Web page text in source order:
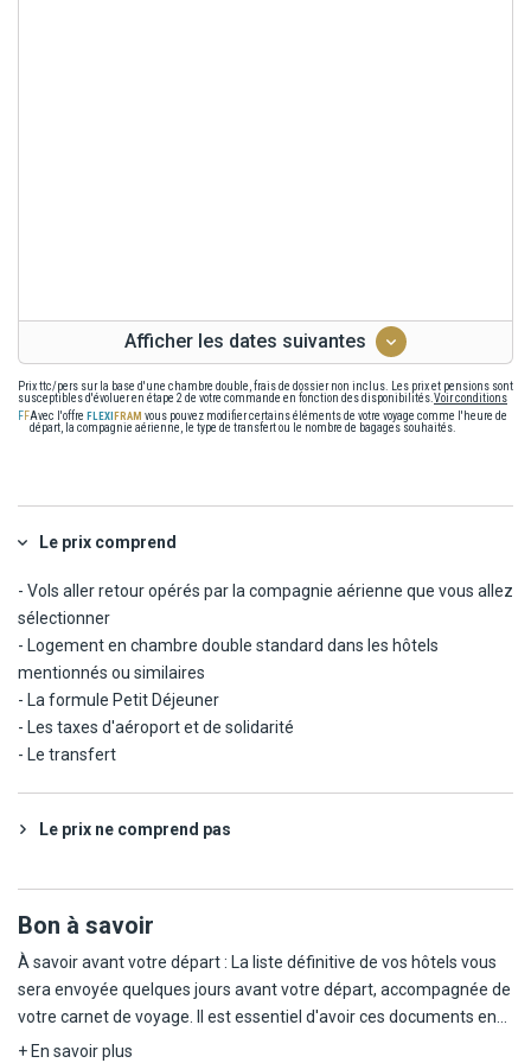
Afficher les dates suivantes
Prix ttc/pers sur la base d'une chambre double, frais de dossier non inclus. Les prix et pensions sont
susceptibles d'évoluer en étape 2 de votre commande en fonction des disponibilités. Voir conditions
Avec l'offre
vous pouvez modifier certains éléments de votre voyage comme l'heure de
départ, la compagnie aérienne, le type de transfert ou le nombre de bagages souhaités.
Le prix comprend
- Vols aller retour opérés par la compagnie aérienne que vous allez
sélectionner
- Logement en chambre double standard dans les hôtels
mentionnés ou similaires
- La formule Petit Déjeuner
- Les taxes d'aéroport et de solidarité
- Le transfert
Le prix ne comprend pas
Bon à savoir
À savoir avant votre départ : La liste définitive de vos hôtels vous
sera envoyée quelques jours avant votre départ, accompagnée de
votre carnet de voyage. Il est essentiel d'avoir ces documents en
main dès votre arrivée afin de garantir le bon déroulement de
+ En savoir plus